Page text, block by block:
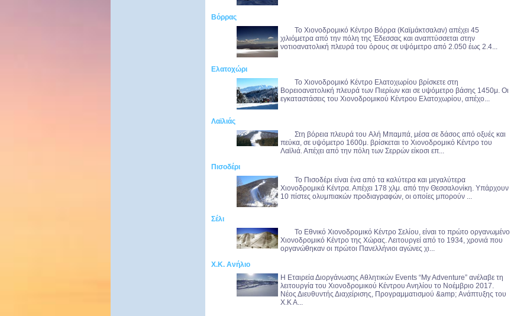
Βόρρας
Το Χιονοδρομικό Κέντρο Βόρρα (Καϊμάκτσαλαν) απέχει 45
χιλιόμετρα από την πόλη της Έδεσσας και αναπτύσσεται στην
νοτιοανατολική πλευρά του όρους σε υψόμετρο από 2.050 έως 2.4...
Ελατοχώρι
Το Χιονοδρομικό Κέντρο Ελατοχωρίου βρίσκετε στη
Βορειοανατολική πλευρά των Πιερίων και σε υψόμετρο βάσης 1450μ. Οι
εγκαταστάσεις του Χιονοδρομικού Κέντρου Ελατοχωρίου, απέχο...
Λαϊλιάς
Στη βόρεια πλευρά του Aλή Mπαμπά, μέσα σε δάσος από οξυές και
πεύκα, σε υψόμετρο 1600μ. βρίσκεται το Χιονοδρομικό Κέντρο του
Λαϊλιά. Απέχει από την πόλη των Σερρών είκοσι επ...
Πισοδέρι
Το Πισοδέρι είναι ένα από τα καλύτερα και μεγαλύτερα
Χιονοδρομικά Κέντρα. Απέχει 178 χλμ. από την Θεσσαλονίκη. Υπάρχουν
10 πίστες ολυμπιακών προδιαγραφών, οι οποίες μπορούν ...
Σέλι
Το Εθνικό Χιονοδρομικό Κέντρο Σελίου, είναι το πρώτο οργανωμένο
Χιονοδρομικό Κέντρο της Χώρας. Λειτουργεί από το 1934, χρονιά που
οργανώθηκαν οι πρώτοι Πανελλήνιοι αγώνες χι...
Χ.Κ. Ανήλιο
Η Εταιρεία Διοργάνωσης Αθλητικών Events “My Adventure” ανέλαβε τη
λειτουργία του Χιονοδρομικού Κέντρου Ανηλίου το Νοέμβριο 2017.
Νέος Διευθυντής Διαχείρισης, Προγραμματισμού &amp; Ανάπτυξης του
Χ.Κ Α...